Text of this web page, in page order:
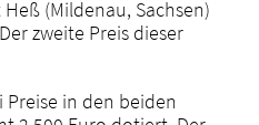
(Mildenau, Sachsen)
zweite Preis dieser
Preise in den beiden